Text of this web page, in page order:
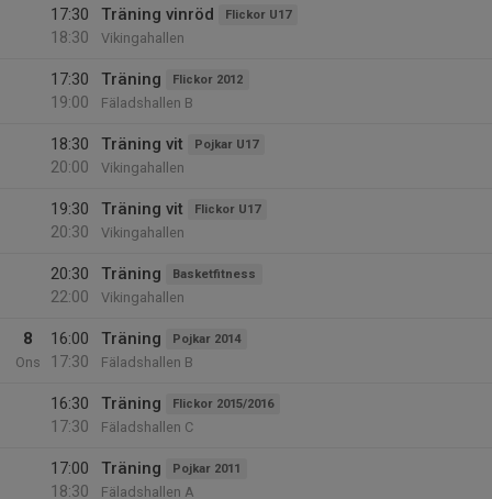
17:30
18:30
Träning vinröd Flickor U17
Vikingahallen
17:30
19:00
Träning Flickor 2012
Fäladshallen B
18:30
20:00
Träning vit Pojkar U17
Vikingahallen
19:30
20:30
Träning vit Flickor U17
Vikingahallen
20:30
22:00
Träning Basketfitness
Vikingahallen
8
Ons
16:00
17:30
Träning Pojkar 2014
Fäladshallen B
16:30
17:30
Träning Flickor 2015/2016
Fäladshallen C
17:00
18:30
Träning Pojkar 2011
Fäladshallen A